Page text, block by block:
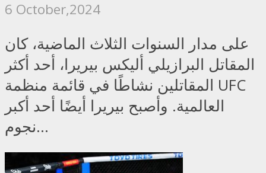
6 October,2024
على مدار السنوات الثلاث الماضية، كان
المقاتل البرازيلي أليكس بيريرا، أحد أكثر
المقاتلين نشاطًا في قائمة منظمة UFC
العالمية. وأصبح بيريرا أيضًا أحد أكبر
نجوم...